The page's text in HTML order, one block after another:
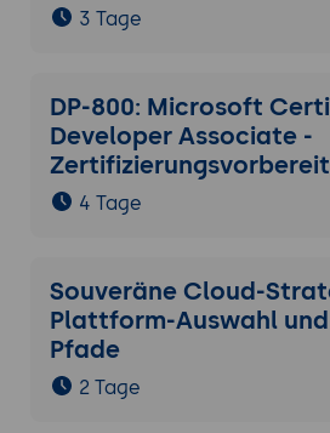
3 Tage
DP-800: Microsoft
Developer Associate -
4 Tage
Souveräne Cloud-
Plattform-Auswahl
Pfade
2 Tage